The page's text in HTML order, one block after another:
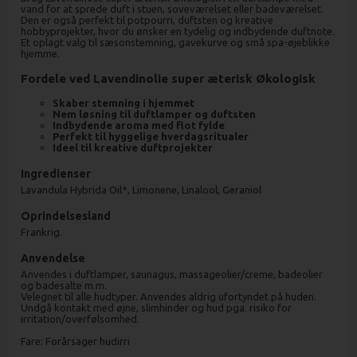
vand for at sprede duft i stuen, soveværelset eller badeværelset.
Den er også perfekt til potpourri, duftsten og kreative
hobbyprojekter, hvor du ønsker en tydelig og indbydende duftnote.
Et oplagt valg til sæsonstemning, gavekurve og små spa-øjeblikke
hjemme.
Fordele ved Lavendinolie super æterisk Økologisk
Skaber stemning i hjemmet
Nem løsning til duftlamper og duftsten
Indbydende aroma med flot fylde
Perfekt til hyggelige hverdagsritualer
Ideel til kreative duftprojekter
Ingredienser
Lavandula Hybrida Oil*, Limonene, Linalool, Geraniol
Oprindelsesland
Frankrig.
Anvendelse
Anvendes i duftlamper, saunagus, massageolier/creme, badeolier
og badesalte m.m.
Velegnet til alle hudtyper. Anvendes aldrig ufortyndet på huden.
Undgå kontakt med øjne, slimhinder og hud pga. risiko for
irritation/overfølsomhed.
Fare: Forårsager hudirri